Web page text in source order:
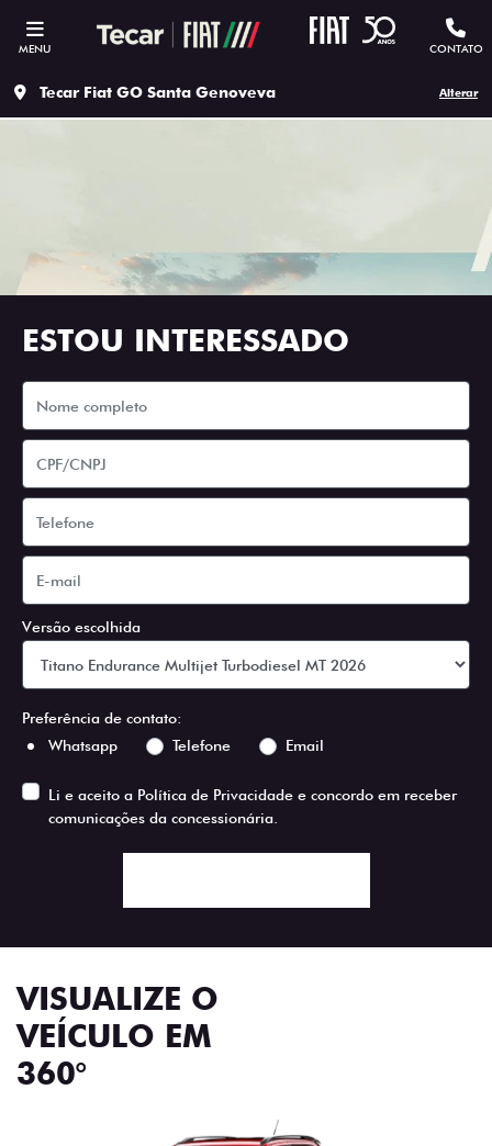
MENU CONTATO
Tecar Fiat GO Santa Genoveva Alterar
ESTOU INTERESSADO
Versão escolhida
Preferência de contato:
Whatsapp
Telefone Email
Li e aceito a Política de Privacidade e concordo em receber
comunicações da concessionária.
VISUALIZE O
VEÍCULO EM
360°